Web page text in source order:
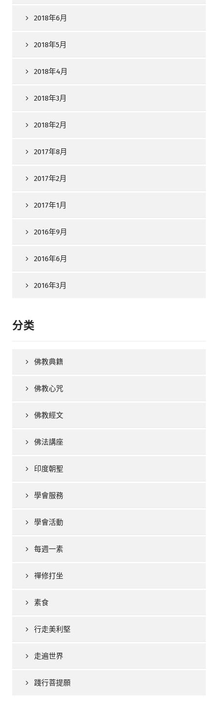
2018年6月
2018年5月
2018年4月
2018年3月
2018年2月
2017年8月
2017年2月
2017年1月
2016年9月
2016年6月
2016年3月
分类
佛教典籍
佛教心咒
佛教經文
佛法講座
印度朝聖
學會服務
學會活動
每週一素
禪修打坐
素食
行走美利堅
走遍世界
踐行菩提願